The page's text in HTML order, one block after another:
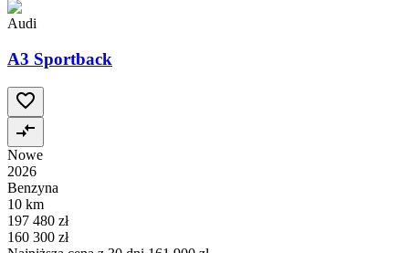
Audi
A3 Sportback
Nowe
2026
Benzyna
10 km
197 480 zł
160 300 zł